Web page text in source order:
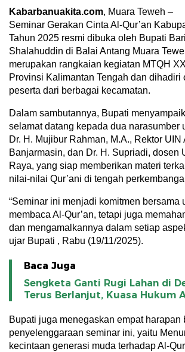
Kabarbanuakita.com, Muara Teweh –
Seminar Gerakan Cinta Al-Qur’an
Tahun 2025 resmi dibuka oleh Bupati
Shalahuddin di Balai Antang Muara
merupakan rangkaian kegiatan MTQH
Provinsi Kalimantan Tengah dan dihadiri
peserta dari berbagai kecamatan.
Dalam sambutannya, Bupati
selamat datang kepada dua narasumber
Dr. H. Mujibur Rahman, M.A., Rektor UIN
Banjarmasin, dan Dr. H. Supriadi, dosen
Raya, yang siap memberikan materi
nilai-nilai Qur’ani di tengah
“Seminar ini menjadi komitmen bersama
membaca Al-Qur’an, tetapi juga
dan mengamalkannya dalam setiap
ujar Bupati , Rabu (19/11/2025).
Baca Juga
Sengketa Ganti Rugi Lahan di
Terus Berlanjut, Kuasa Hukum
Bupati juga menegaskan empat harapan
penyelenggaraan seminar ini, yaitu
kecintaan generasi muda terhadap Al-